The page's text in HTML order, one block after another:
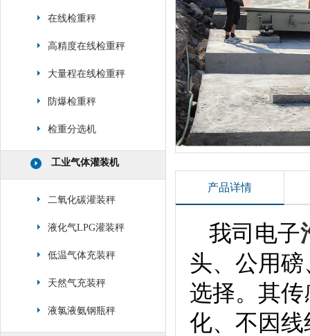
在线检重秤
高精度在线检重秤
大量程在线检重秤
防爆检重秤
检重分选机
工业气体灌装机
二氧化碳灌装秤
液化气LPG灌装秤
低温气体充装秤
天然气充装秤
液氯液氨钢瓶秤
产品详情
我司电子
头、公用
选择。其
化、不因